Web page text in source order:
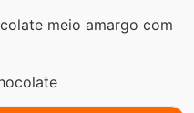
meio amargo com